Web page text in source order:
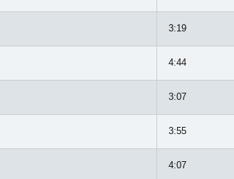
3:19
4:44
3:07
3:55
4:07